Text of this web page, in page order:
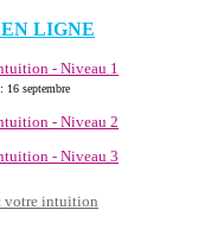
LIGNE
- Niveau 1
16 septembre
- Niveau 2
- Niveau 3
votre intuition